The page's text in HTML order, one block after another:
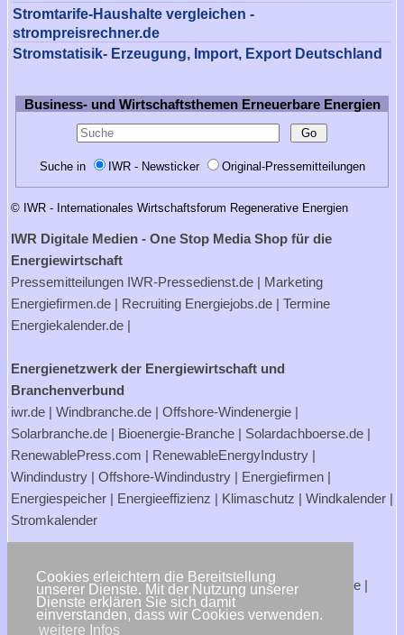
Cookies erleichtern die Bereitstellung
unserer Dienste. Mit der Nutzung unserer
Dienste erklären Sie sich damit
einverstanden, dass wir Cookies verwenden.
weitere Infos
Stromtarife-Haushalte vergleichen -
strompreisrechner.de
Stromstatisik- Erzeugung, Import, Export Deutschland
Business- und Wirtschaftsthemen Erneuerbare Energien
Suche in IWR - Newsticker Original-Pressemitteilungen
© IWR - Internationales Wirtschaftsforum Regenerative Energien
IWR Digitale Medien - One Stop Media Shop für die
Energiewirtschaft
Pressemitteilungen IWR-Pressedienst.de | Marketing
Energiefirmen.de | Recruiting Energiejobs.de | Termine
Energiekalender.de |
Energienetzwerk der Energiewirtschaft und
Branchenverbund
iwr.de | Windbranche.de | Offshore-Windenergie |
Solarbranche.de | Bioenergie-Branche | Solardachboerse.de |
RenewablePress.com | RenewableEnergyIndustry |
Windindustry | Offshore-Windindustry | Energiefirmen |
Energiespeicher | Energieeffizienz | Klimaschutz | Windkalender |
Stromkalender
Strompreisrechner.de|Stromtarife.de|Solardachboerse.de |
Energiehandwerker.de